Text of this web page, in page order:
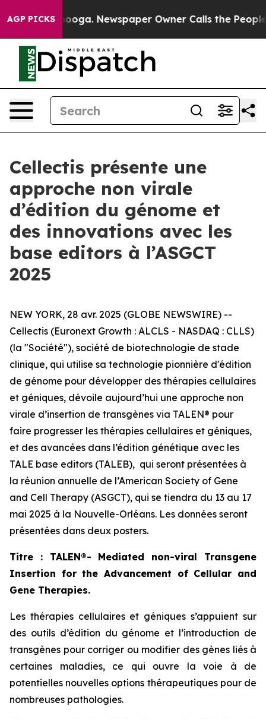
AGP PICKS Newspaper Owner Calls the People
Cellectis présente une
approche non virale
d’édition du génome et
des innovations avec les
base editors à l’ASGCT
2025
NEW YORK, 28 avr. 2025 (GLOBE NEWSWIRE) --
Cellectis (Euronext Growth : ALCLS - NASDAQ : CLLS)
(la "Société"), société de biotechnologie de stade
clinique, qui utilise sa technologie pionnière d'édition
de génome pour développer des thérapies cellulaires
et géniques, dévoile aujourd’hui une approche non
virale d’insertion de transgènes via TALEN® pour
faire progresser les thérapies cellulaires et géniques,
et des avancées dans l’édition génétique avec les
TALE base editors (TALEB), qui seront présentées à
la réunion annuelle de l’American Society of Gene
and Cell Therapy (ASGCT), qui se tiendra du 13 au 17
mai 2025 à la Nouvelle-Orléans. Les données seront
présentées dans deux posters.
Titre : TALEN®- Mediated non-viral Transgene
Insertion for the Advancement of Cellular and
Gene Therapies.
Les thérapies cellulaires et géniques s’appuient sur
des outils d’édition du génome et l’introduction de
transgènes pour corriger ou modifier des gènes liés à
certaines maladies, ce qui ouvre la voie à de
potentielles nouvelles options thérapeutiques pour de
nombreuses pathologies.